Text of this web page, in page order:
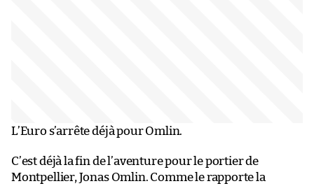
L’Euro s’arrête déjà pour Omlin.
C’est déjà la fin de l’aventure pour le portier de
Montpellier, Jonas Omlin. Comme le rapporte la